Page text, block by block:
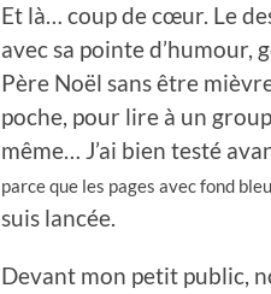
Et là… coup de cœur. Le
avec sa pointe d’humour,
Père Noël sans être
poche, pour lire à un
même… J’ai bien testé
parce que les pages avec fond
suis lancée.
Devant mon petit public,